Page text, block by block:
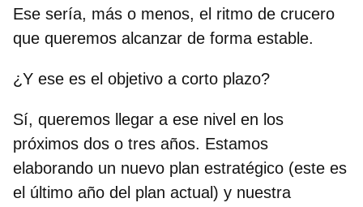
Ese sería, más o menos, el ritmo de crucero
que queremos alcanzar de forma estable.
¿Y ese es el objetivo a corto plazo?
Sí, queremos llegar a ese nivel en los
próximos dos o tres años. Estamos
elaborando un nuevo plan estratégico (este es
el último año del plan actual) y nuestra